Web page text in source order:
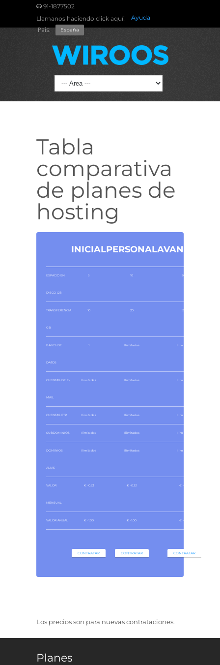
91-1877502
Llamanos haciendo click aquí!
Ayuda
País: España
Tabla
comparativa
de planes de
hosting
INICIALPERSONALAVANZADO
ESPACIO EN
DISCO GB
5 10 300
TRANSFERENCIA
GB
10 20 550
BASES DE
DATOS
1 Ilimitadas Ilimitadas
CUENTAS DE E-
MAIL
Ilimitadas Ilimitadas Ilimitadas
CUENTAS FTP Ilimitadas Ilimitadas Ilimitadas
SUBDOMINIOS Ilimitados Ilimitados Ilimitados
DOMINIOS
ALIAS
Ilimitados Ilimitados Ilimitados
VALOR
MENSUAL
€ -0.33 € -0.33 € -1.00
VALOR ANUAL € -1.00 € -1.00 € -1.00
CONTRATAR CONTRATAR CONTRATAR
Los precios son para nuevas contrataciones.
Planes